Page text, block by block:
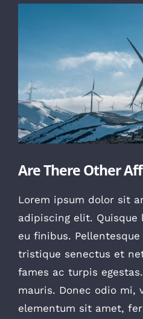
Are There Other
Lorem ipsum dolor sit
adipiscing elit. Quisque
eu finibus.
tristique senectus et
fames ac turpis
mauris. Donec odio mi,
elementum sit amet,